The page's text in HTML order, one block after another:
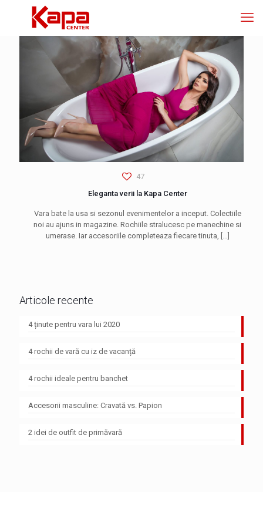
47
Eleganta verii la Kapa Center
Vara bate la usa si sezonul evenimentelor a inceput. Colectiile
noi au ajuns in magazine. Rochiile stralucesc pe manechine si
umerase. Iar accesoriile completeaza fiecare tinuta,
Articole recente
4 ținute pentru vara lui 2020
4 rochii de vară cu iz de vacanță
4 rochii ideale pentru banchet
Accesorii masculine: Cravată vs. Papion
2 idei de outfit de primăvară